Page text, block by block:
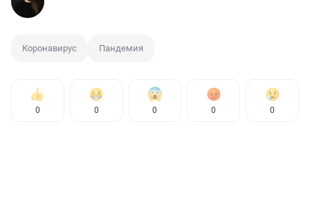
Коронавирус Пандемия
0 0 0 0 0